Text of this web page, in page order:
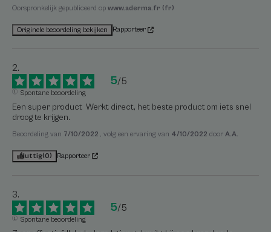
Oorspronkelijk gepubliceerd op www.aderma.fr (fr)
Originele beoordeling bekijken Rapporteer
5/5
Spontane beoordeling
Een super product  Werkt direct, het beste product om iets snel
droog te krijgen.
Beoordeling van 7/10/2022 , volg een ervaring van 4/10/2022 door A.A.
Nuttig(0) Rapporteer
5/5
Spontane beoordeling